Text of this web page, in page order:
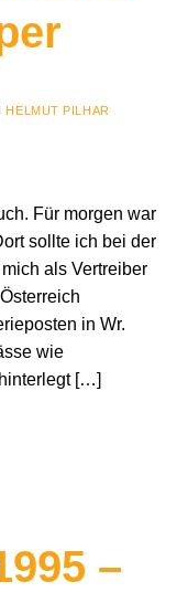
HELMUT PILHAR
Für morgen war
sollte ich bei der
als Vertreiber
in Wr.
wie
[…]
–